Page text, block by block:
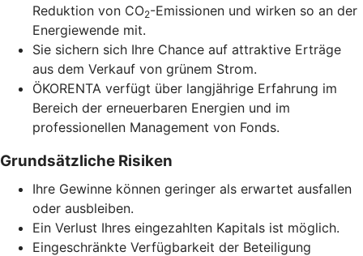
Reduktion von CO2-Emissionen und wirken so an der
Energiewende mit.
Sie sichern sich Ihre Chance auf attraktive Erträge
aus dem Verkauf von grünem Strom.
ÖKORENTA verfügt über langjährige Erfahrung im
Bereich der erneuerbaren Energien und im
professionellen Management von Fonds.
Grundsätzliche Risiken
Ihre Gewinne können geringer als erwartet ausfallen
oder ausbleiben.
Ein Verlust Ihres eingezahlten Kapitals ist möglich.
Eingeschränkte Verfügbarkeit der Beteiligung